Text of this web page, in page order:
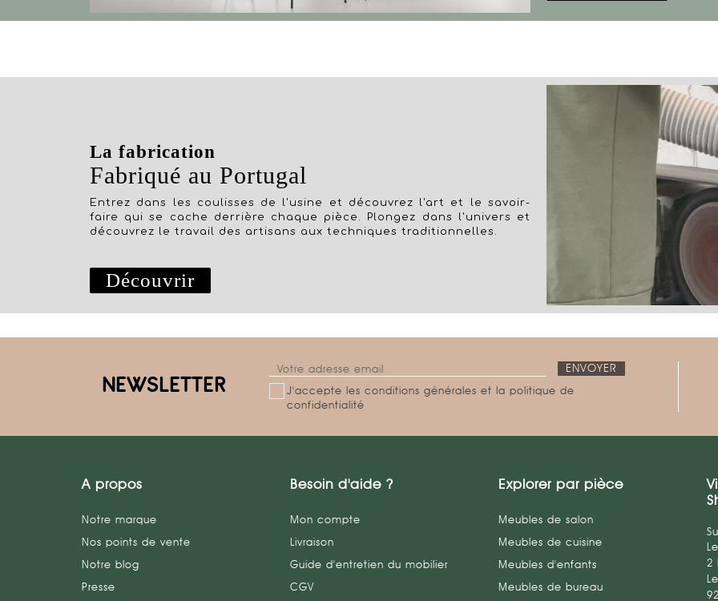
La fabrication
Fabriqué au Portugal
Entrez dans les coulisses de l'usine et découvrez l'art et le savoir-
faire qui se cache derrière chaque pièce. Plongez dans l'univers et
découvrez le travail des artisans aux techniques traditionnelles.
Découvrir
NEWSLETTER
J'accepte les conditions générales et la politique de
confidentialité
A propos
Notre marque
Nos points de vente
Notre blog
Presse
Besoin d'aide ?
Mon compte
Livraison
Guide d'entretien du mobilier
CGV
Explorer par pièce
Meubles de salon
Meubles de cuisine
Meubles d'enfants
Meubles de bureau
2
Salut c'est nous...
On a attendu d'être sûrs que le contenu de ce site
aimerait bien vous accompagner pendant votre visite...
Voici pourquoi nous utilisons des cookies.
Partage de données avec Google